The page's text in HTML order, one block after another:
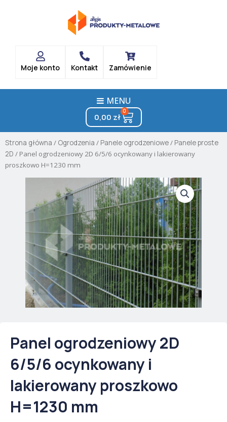
Moje konto Kontakt Zamówienie
MENU
0,00 zł
0
Cart
Strona główna / Ogrodzenia / Panele ogrodzeniowe/ Panele proste
2D / Panel ogrodzeniowy 2D 6/5/6 ocynkowany i lakierowany
proszkowo H=1230 mm
Panel ogrodzeniowy 2D
6/5/6 ocynkowany i
lakierowany proszkowo
H=1230 mm